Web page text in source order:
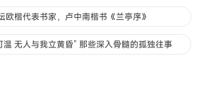
欧楷代表书家，卢中南楷书《兰亭序》
无人与我立黄昏” 那些深入骨髓的孤独往事